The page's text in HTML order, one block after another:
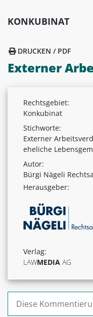
KONKUBINAT
DRUCKEN / PDF
Externer
Rechtsgebiet:
Konkubinat
Stichworte:
Externer
eheliche
Autor:
Bürgi Nägeli
Herausgeber:
Verlag:
LAWMEDIA AG
Suchen nach: